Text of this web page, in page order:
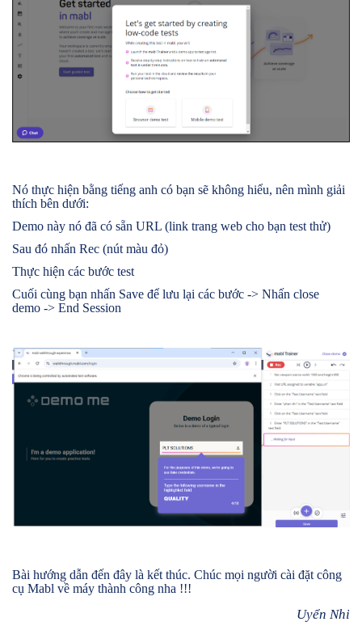
Nó thực hiện bằng tiếng anh có bạn sẽ không hiểu, nên mình giải
thích bên dưới:
Demo này nó đã có sẵn URL (link trang web cho bạn test thử)
Sau đó nhấn Rec (nút màu đỏ)
Thực hiện các bước test
Cuối cùng bạn nhấn Save để lưu lại các bước -> Nhấn close
demo -> End Session
Bài hướng dẫn đến đây là kết thúc. Chúc mọi người cài đặt công
cụ Mabl về máy thành công nha !!!
Uyển Nhi